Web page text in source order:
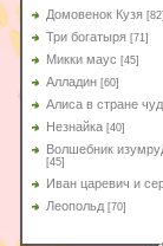
Домовенок Кузя [82]
Три богатыря [71]
Микки маус [45]
Алладин [60]
Aлиса в стране
Незнайка [40]
Волшебник
[45]
Иван царевич и
Леопольд [70]